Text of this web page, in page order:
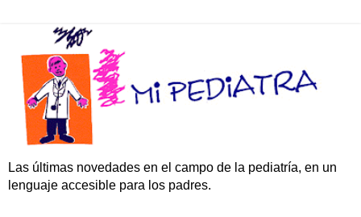
Las últimas novedades en el campo de la pediatría, en un
lenguaje accesible para los padres.